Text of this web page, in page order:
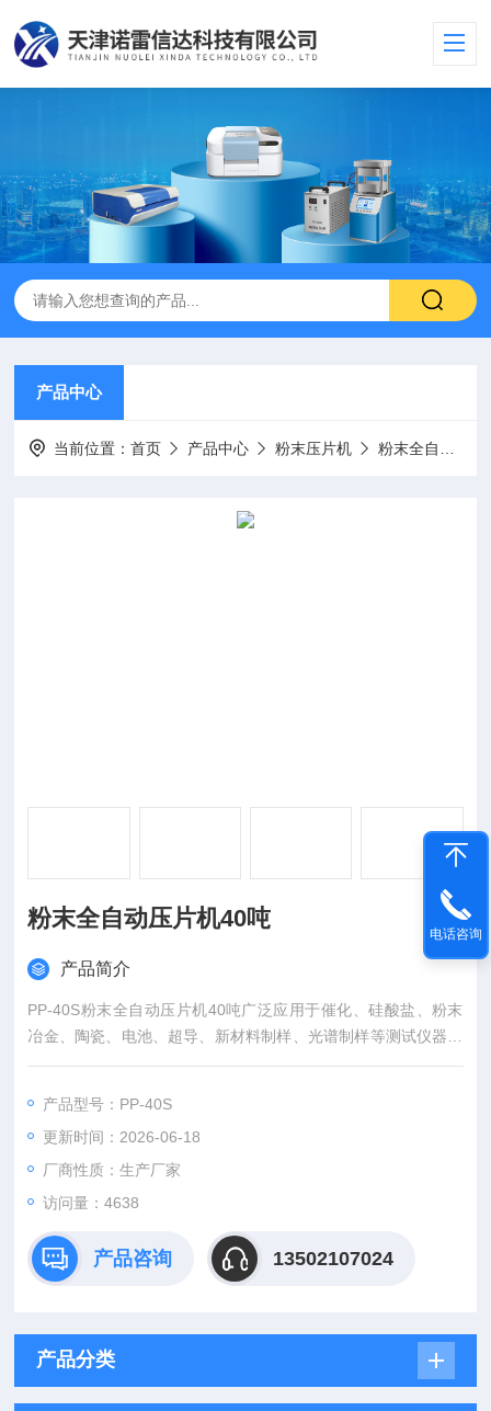
产品中心
当前位置：首页 产品中心 粉末压片机 粉末全自动压片机
粉末全自动压片机40吨
产品简介
PP-40S粉末全自动压片机40吨广泛应用于催化、硅酸盐、粉末
冶金、陶瓷、电池、超导、新材料制样、光谱制样等测试仪器配
套使用。
产品型号：PP-40S
更新时间：2026-06-18
厂商性质：生产厂家
访问量：4638
产品咨询 13502107024
产品分类
电话咨询